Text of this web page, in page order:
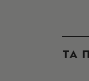
ΤΑ